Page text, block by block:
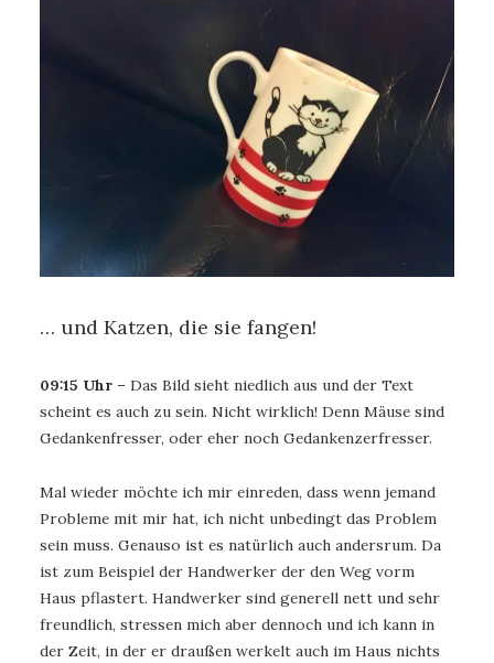
… und Katzen, die sie fangen!
09:15 Uhr – Das Bild sieht niedlich aus und der Text
scheint es auch zu sein. Nicht wirklich! Denn Mäuse sind
Gedankenfresser, oder eher noch Gedankenzerfresser.
Mal wieder möchte ich mir einreden, dass wenn jemand
Probleme mit mir hat, ich nicht unbedingt das Problem
sein muss. Genauso ist es natürlich auch andersrum. Da
ist zum Beispiel der Handwerker der den Weg vorm
Haus pflastert. Handwerker sind generell nett und sehr
freundlich, stressen mich aber dennoch und ich kann in
der Zeit, in der er draußen werkelt auch im Haus nichts